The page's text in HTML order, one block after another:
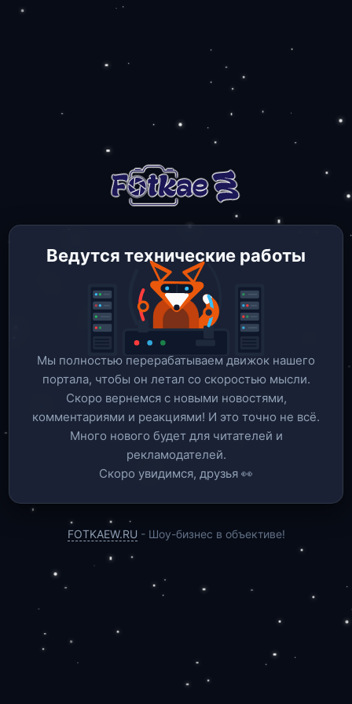
Ведутся технические работы
Мы полностью перерабатываем движок нашего
портала, чтобы он летал со скоростью мысли.
Скоро вернемся c новыми новостями,
комментариями и реакциями! И это точно не всё.
Много нового будет для читателей и
рекламодателей.
Скоро увидимся, друзья 👀
FOTKAEW.RU - Шоу-бизнес в объективе!